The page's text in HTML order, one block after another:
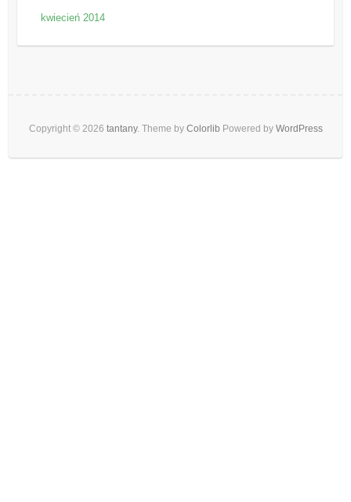
kwiecień 2014
Copyright © 2026 tantany. Theme by Colorlib Powered by WordPress